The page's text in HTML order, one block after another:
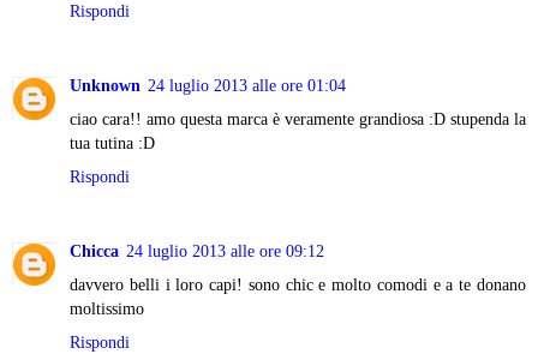
Rispondi
Unknown 24 luglio 2013 alle ore 01:04
ciao cara!! amo questa marca è veramente grandiosa :D stupenda la
tua tutina :D
Rispondi
Chicca 24 luglio 2013 alle ore 09:12
davvero belli i loro capi! sono chic e molto comodi e a te donano
moltissimo
Rispondi